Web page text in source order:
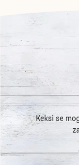
Keksi se